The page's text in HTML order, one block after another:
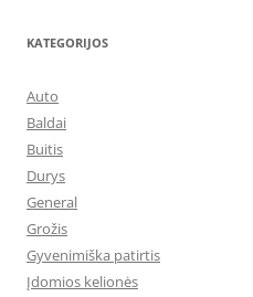
KATEGORIJOS
Auto
Baldai
Buitis
Durys
General
Grožis
Gyvenimiška patirtis
Įdomios kelionės